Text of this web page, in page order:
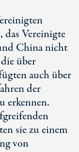
das Vereinigte
China nicht
über
auch über
der
erkennen.
sie zu einem
von